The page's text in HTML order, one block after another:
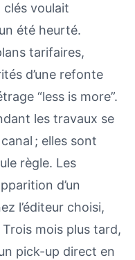
clés voulait
été heurté.
tarifaires,
d’une refonte
“less is more”.
les travaux se
; elles sont
règle. Les
d’un
l’éditeur choisi,
mois plus tard,
pick-up direct en